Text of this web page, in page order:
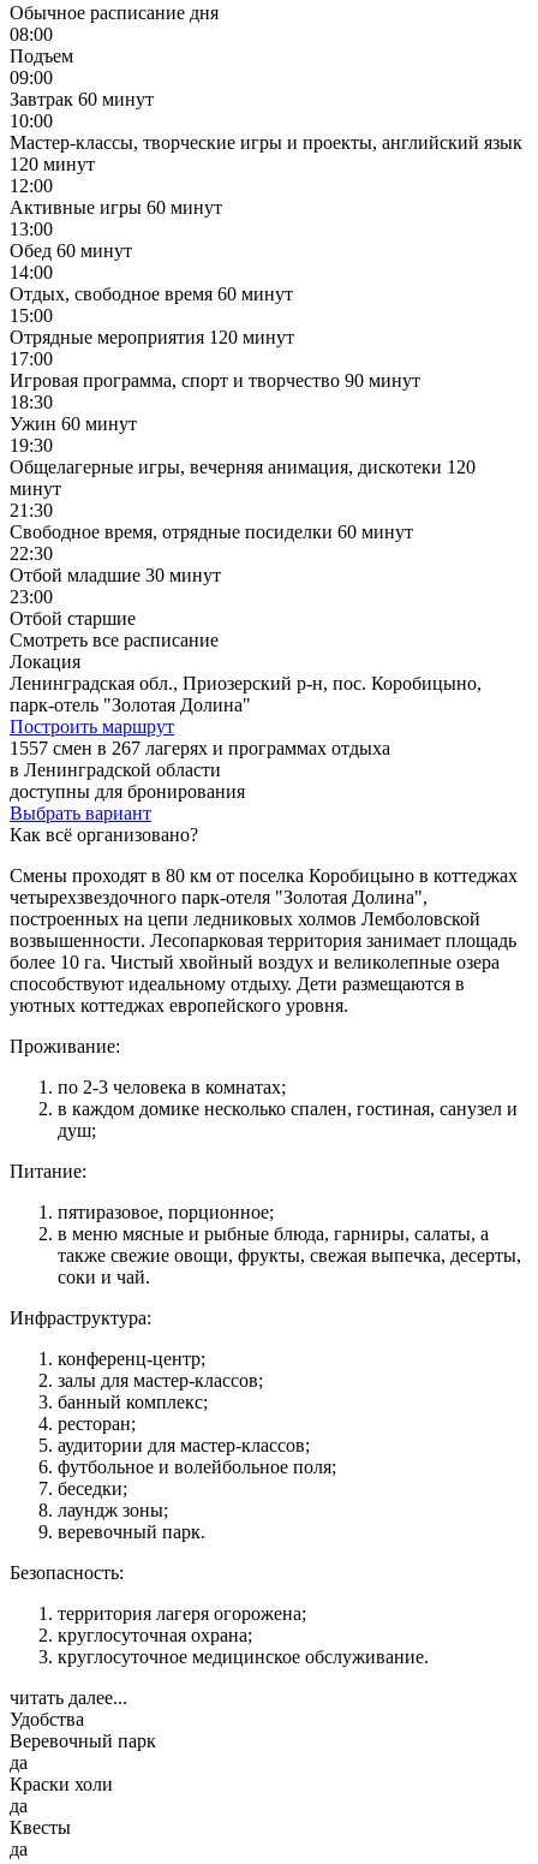
Обычное расписание дня
08:00
Подъем
09:00
Завтрак 60 минут
10:00
Мастер-классы, творческие игры и проекты, английский язык
120 минут
12:00
Активные игры 60 минут
13:00
Обед 60 минут
14:00
Отдых, свободное время 60 минут
15:00
Отрядные мероприятия 120 минут
17:00
Игровая программа, спорт и творчество 90 минут
18:30
Ужин 60 минут
19:30
Общелагерные игры, вечерняя анимация, дискотеки 120
минут
21:30
Свободное время, отрядные посиделки 60 минут
22:30
Отбой младшие 30 минут
23:00
Отбой старшие
Смотреть все расписание
Локация
Ленинградская обл., Приозерский р-н, пос. Коробицыно,
парк-отель "Золотая Долина"
Построить маршрут
1557 смен в 267 лагерях и программах отдыха
в Ленинградской области
доступны для бронирования
Выбрать вариант
Как всё организовано?
Смены проходят в 80 км от поселка Коробицыно в коттеджах
четырехзвездочного парк-отеля "Золотая Долина",
построенных на цепи ледниковых холмов Лемболовской
возвышенности. Лесопарковая территория занимает площадь
более 10 га. Чистый хвойный воздух и великолепные озера
способствуют идеальному отдыху. Дети размещаются в
уютных коттеджах европейского уровня.
Проживание:
по 2-3 человека в комнатах;
в каждом домике несколько спален, гостиная, санузел и
душ;
Питание:
пятиразовое, порционное;
в меню мясные и рыбные блюда, гарниры, салаты, а
также свежие овощи, фрукты, свежая выпечка, десерты,
соки и чай.
Инфраструктура:
конференц-центр;
залы для мастер-классов;
банный комплекс;
ресторан;
аудитории для мастер-классов;
футбольное и волейбольное поля;
беседки;
лаундж зоны;
веревочный парк.
Безопасность:
территория лагеря огорожена;
круглосуточная охрана;
круглосуточное медицинское обслуживание.
читать далее...
Удобства
Веревочный парк
да
Краски холи
да
Квесты
да